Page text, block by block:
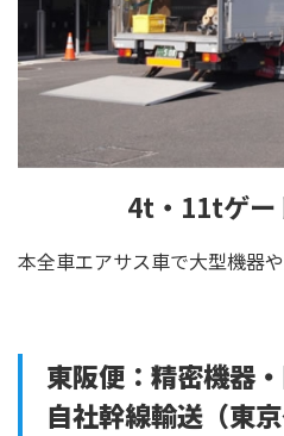
4t・11tゲー
本全車エアサス車で大型機器
東阪便：精密機器
自社幹線輸送（東